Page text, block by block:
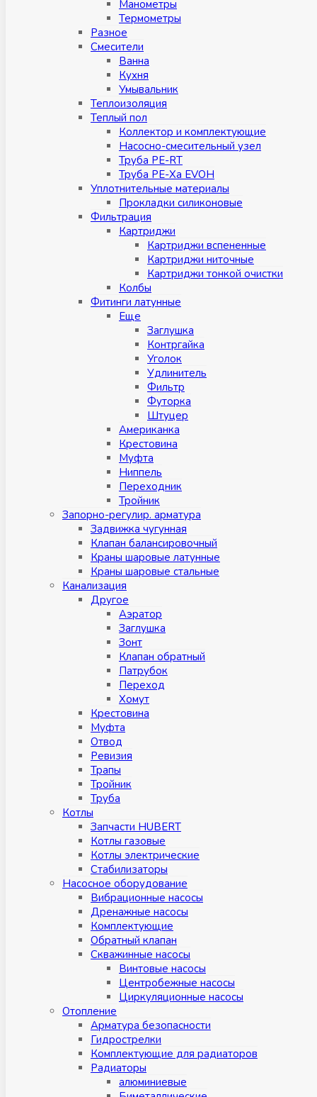
Манометры
Термометры
Разное
Смесители
Ванна
Кухня
Умывальник
Теплоизоляция
Теплый пол
Коллектор и комплектующие
Насосно-смесительный узел
Труба PE-RT
Труба PE-Xa EVOH
Уплотнительные материалы
Прокладки силиконовые
Фильтрация
Картриджи
Картриджи вспененные
Картриджи ниточные
Картриджи тонкой очистки
Колбы
Фитинги латунные
Eщe
Заглушка
Контргайка
Уголок
Удлинитель
Фильтр
Футорка
Штуцер
Американка
Крестовина
Муфта
Ниппель
Переходник
Тройник
Запорно-регулир. арматура
Задвижка чугунная
Клапан балансировочный
Краны шаровые латунные
Краны шаровые стальные
Канализация
Другое
Аэратор
Заглушкa
Зонт
Клапан обратный
Патрубок
Переход
Хомут
Крестовина
Муфтa
Отвод
Ревизия
Трапы
Тройник
Труба
Котлы
Запчасти HUBERT
Котлы газовые
Котлы электрические
Стабилизаторы
Насосное оборудование
Вибрационные насосы
Дренажные насосы
Комплектующие
Обратный клапан
Скважинные насосы
Винтовые насосы
Центробежные насосы
Циркуляционные насосы
Отопление
Арматура безопасности
Гидрострелки
Комплектующие для радиаторов
Радиаторы
алюминиевые